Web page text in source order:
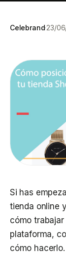
Shopify
Web
Proyectos,
Planes y
601 38 97 49
Celebrand·23/
Si has
tienda online
cómo
plataforma,
cómo hacerlo.